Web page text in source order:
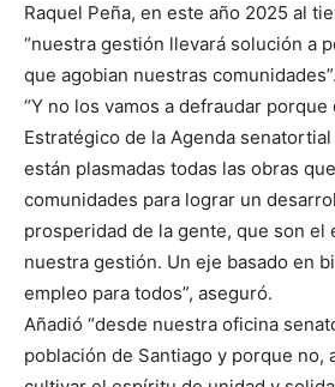
Raquel Peña, en este año 2025 al
“nuestra gestión llevará solución a
que agobian nuestras comunidades”.
“Y no los vamos a defraudar porque
Estratégico de la Agenda
están plasmadas todas las obras
comunidades para lograr un
prosperidad de la gente, que son el
nuestra gestión. Un eje basado en
empleo para todos”, aseguró.
Añadió “desde nuestra oficina
población de Santiago y porque no,